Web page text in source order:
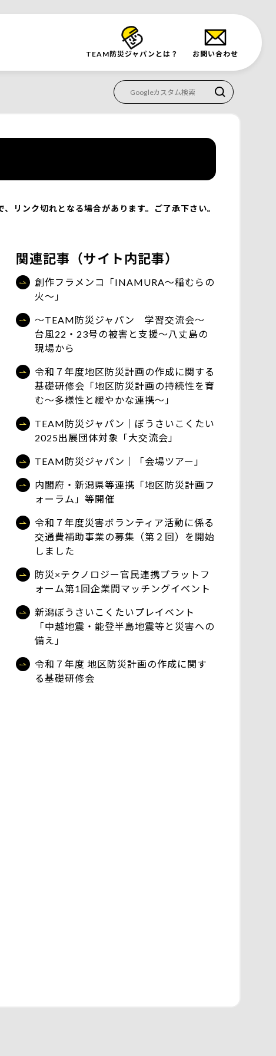
TEAM防災ジャパンとは？ お問い合わせ
リンク切れとなる場合があります。ご了承下さい。
関連記事（サイト内記事）
創作フラメンコ「INAMURA～稲むらの
火～」
～TEAM防災ジャパン 学習交流会～
台風22・23号の被害と支援～八丈島の
現場から
令和７年度地区防災計画の作成に関する
基礎研修会「地区防災計画の持続性を育
む～多様性と緩やかな連携～」
TEAM防災ジャパン｜ぼうさいこくたい
2025出展団体対象「大交流会」
TEAM防災ジャパン｜「会場ツアー」
内閣府・新潟県等連携「地区防災計画フ
ォーラム」等開催
令和７年度災害ボランティア活動に係る
交通費補助事業の募集（第２回）を開始
しました
防災×テクノロジー官民連携プラットフ
ォーム第1回企業間マッチングイベント
新潟ぼうさいこくたいプレイベント
「中越地震・能登半島地震等と災害への
備え」
令和７年度 地区防災計画の作成に関す
る基礎研修会